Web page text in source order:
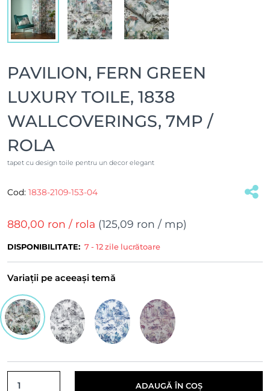
PAVILION, FERN GREEN
LUXURY TOILE, 1838
WALLCOVERINGS, 7MP /
ROLA
tapet cu design toile pentru un decor elegant
Cod: 1838-2109-153-04
880,00 ron / rola (125,09 ron / mp)
DISPONIBILITATE: 7 - 12 zile lucrătoare
Variații pe aceeași temă
ADAUGĂ ÎN COȘ